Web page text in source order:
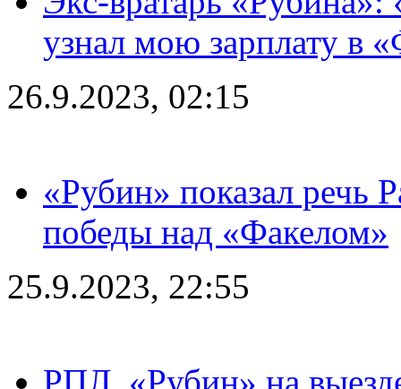
узнал мою зарплату в
26.9.2023, 02:15
«Рубин» показал речь
победы над «Факелом»
25.9.2023, 22:55